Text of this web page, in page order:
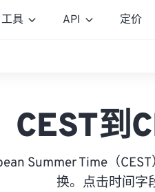
工具 API 定价
CEST到
Summer Time（
换。点击时间字